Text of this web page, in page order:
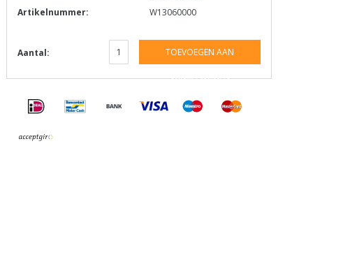
Artikelnummer:
W13060000
Aantal: TOEVOEGEN AAN
WINKELWAGEN